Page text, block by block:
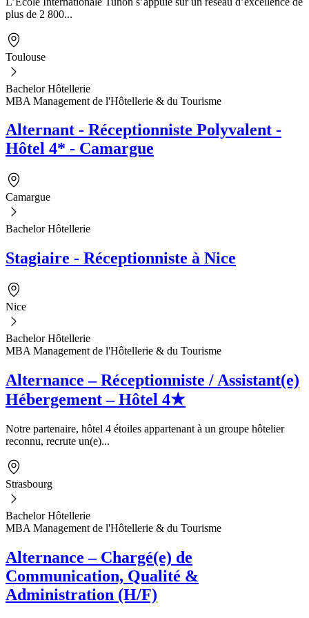
plus de 2 800...
Toulouse
Bachelor Hôtellerie
MBA Management de l'Hôtellerie & du Tourisme
Alternant - Réceptionniste Polyvalent -
Hôtel 4* - Camargue
Camargue
Bachelor Hôtellerie
Stagiaire - Réceptionniste à Nice
Nice
Bachelor Hôtellerie
MBA Management de l'Hôtellerie & du Tourisme
Alternance – Réceptionniste / Assistant(e)
Hébergement – Hôtel 4★
Notre partenaire, hôtel 4 étoiles appartenant à un groupe hôtelier
reconnu, recrute un(e)...
Strasbourg
Bachelor Hôtellerie
MBA Management de l'Hôtellerie & du Tourisme
Alternance – Chargé(e) de
Communication, Qualité &
Administration (H/F)